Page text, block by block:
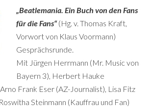
„Beatlemania. Ein Buch von den Fans
für die Fans“(Hg. v. Thomas Kraft,
Vorwort von Klaus Voormann)
Gesprächsrunde.
Mit Jürgen Herrmann (Mr. Music von
Bayern 3), Herbert Hauke
Frank Eser (AZ-Journalist), Lisa Fitz
Steinmann (Kauffrau und Fan)